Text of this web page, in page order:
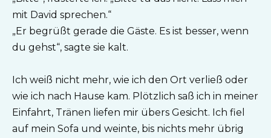
mit David sprechen.“
„Er begrüßt gerade die Gäste. Es ist besser, wenn
du gehst“, sagte sie kalt.
Ich weiß nicht mehr, wie ich den Ort verließ oder
wie ich nach Hause kam. Plötzlich saß ich in meiner
Einfahrt, Tränen liefen mir übers Gesicht. Ich fiel
auf mein Sofa und weinte, bis nichts mehr übrig